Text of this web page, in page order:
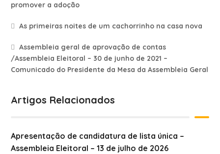
promover a adoção
As primeiras noites de um cachorrinho na casa nova
Assembleia geral de aprovação de contas
/Assembleia Eleitoral – 30 de junho de 2021 –
Comunicado do Presidente da Mesa da Assembleia Geral
Artigos Relacionados
Apresentação de candidatura de lista única –
Assembleia Eleitoral – 13 de julho de 2026